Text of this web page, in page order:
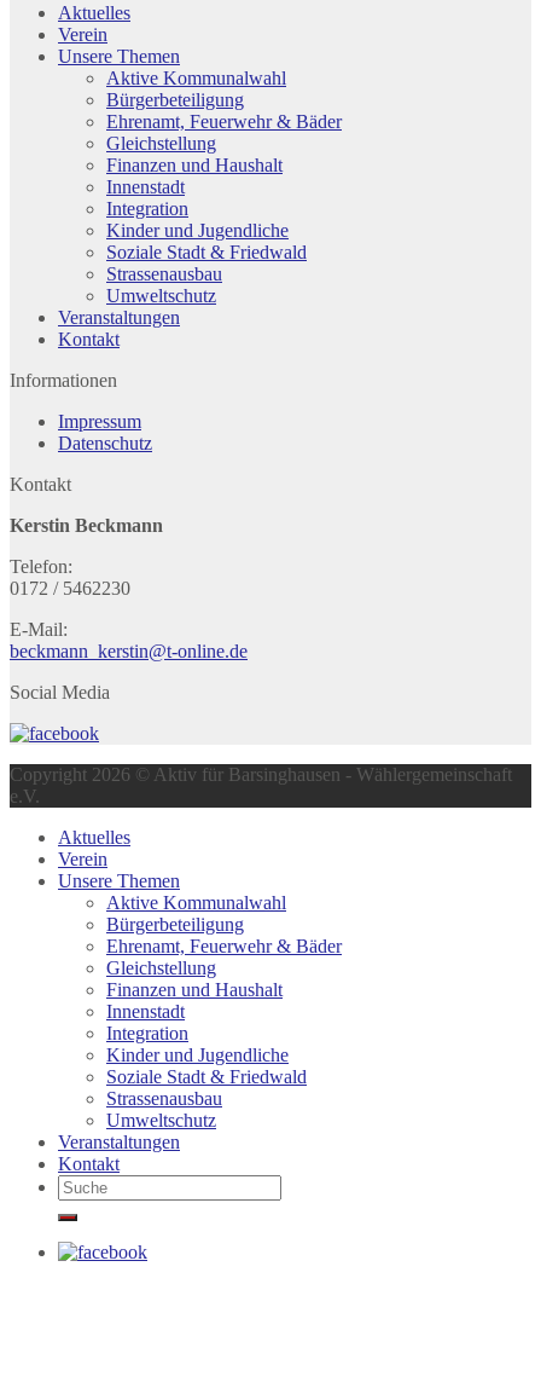
Aktuelles
Verein
Unsere Themen
Aktive Kommunalwahl
Bürgerbeteiligung
Ehrenamt, Feuerwehr & Bäder
Gleichstellung
Finanzen und Haushalt
Innenstadt
Integration
Kinder und Jugendliche
Soziale Stadt & Friedwald
Strassenausbau
Umweltschutz
Veranstaltungen
Kontakt
Informationen
Impressum
Datenschutz
Kontakt
Kerstin Beckmann
Telefon:
0172 / 5462230
E-Mail:
beckmann_kerstin@t-online.de
Social Media
Copyright 2026 © Aktiv für Barsinghausen - Wählergemeinschaft
e.V.
Aktuelles
Verein
Unsere Themen
Aktive Kommunalwahl
Bürgerbeteiligung
Ehrenamt, Feuerwehr & Bäder
Gleichstellung
Finanzen und Haushalt
Innenstadt
Integration
Kinder und Jugendliche
Soziale Stadt & Friedwald
Strassenausbau
Umweltschutz
Veranstaltungen
Kontakt